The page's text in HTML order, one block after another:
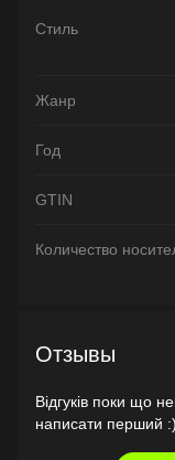
Стиль
Жанр
Год
GTIN
Количество
Отзывы
Відгуків поки що
написати перший :)